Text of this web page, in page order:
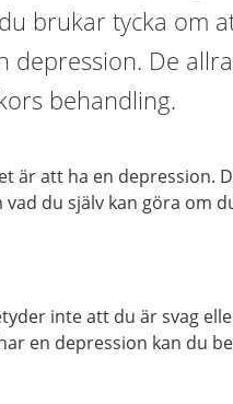
brukar tycka om
De
behandling.
är att ha en depression.
du själv kan göra om
inte att du är svag
en depression kan du